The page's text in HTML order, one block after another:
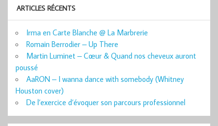
ARTICLES RÉCENTS
Irma en Carte Blanche @ La Marbrerie
Romain Berrodier – Up There
Martin Luminet – Cœur & Quand nos cheveux auront
poussé
AaRON – I wanna dance with somebody (Whitney
Houston cover)
De l’exercice d’évoquer son parcours professionnel